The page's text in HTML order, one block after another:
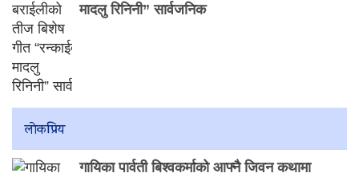
मादलु रिनिनी” सार्वजनिक
लाेकप्रिय
गायिका पार्वती बिश्वकर्माको आफ्नै जिवन कथामा